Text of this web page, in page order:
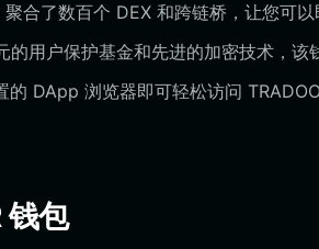
合了数百个 DEX 和跨链桥，让您可以
的用户保护基金和先进的加密技术，
的 DApp 浏览器即可轻松访问
钱包